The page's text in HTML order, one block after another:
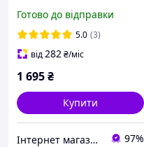
Готово до відправки
5.0 (3)
від282₴/міс
1 695₴
Купити
Інтернет магазин "АТОМ СПОРТ" 97%